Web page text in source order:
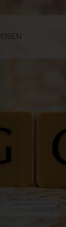
Button wird der